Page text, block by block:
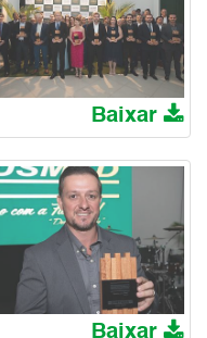
Baixar
Baixar